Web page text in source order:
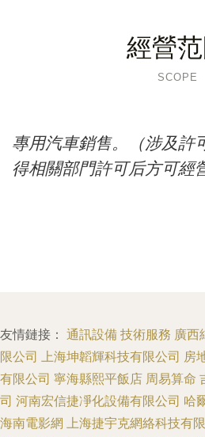
經營
SCOPE
專用汽車銷售。（涉及許
得相關部門許可后方可經
友情鏈接： 通訊設備 技術服務 廣西
限公司 上海坤韜輝科技有限公司 房
有限公司 寧海縣熙平飯店 周易算命
司 河南宏信捷凈化設備有限公司 哈
海南電影網 上海捷宇克網絡科技有